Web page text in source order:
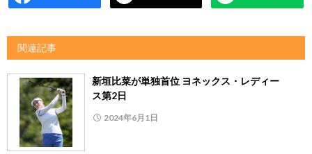
関連記事
新垣比菜が単独首位 ヨネックス・レディー
ス第2日
2024年6月1日